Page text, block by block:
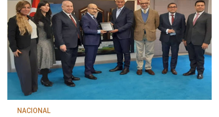
NACIONAL